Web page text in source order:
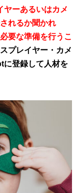
ーあるいはカメ
れるか聞かれ
要な準備を行うこ
プレイヤー・カメ
に登録して人材を